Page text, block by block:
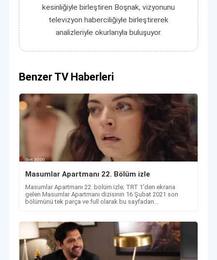
kesinliğiyle birleştiren Boşnak, vizyonunu
televizyon haberciliğiyle birleştirerek
analizleriyle okurlarıyla buluşuyor.
Benzer TV Haberleri
Masumlar Apartmanı 22. Bölüm izle
Masumlar Apartmanı 22. bölüm izle; TRT 1'den ekrana
gelen Masumlar Apartmanı dizisinin 16 Şubat 2021 son
bölümünü tek parça ve full olarak bu sayfadan